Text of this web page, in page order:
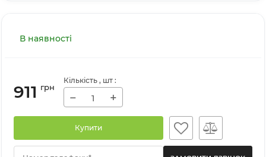
В наявності
911 грн
Кількість , шт :
− +
Купити